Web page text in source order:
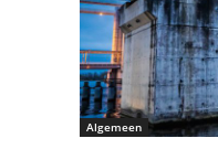
Algemeen